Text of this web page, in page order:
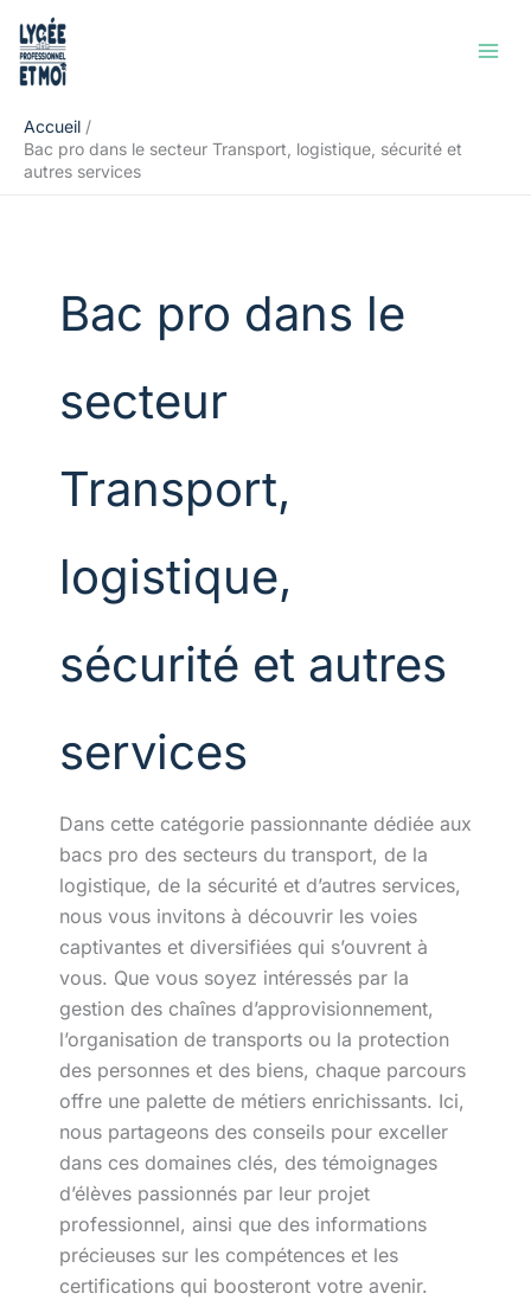
contenu
Accueil
Bac pro dans le secteur Transport, logistique, sécurité et
autres services
Bac pro dans le
secteur
Transport,
logistique,
sécurité et autres
services
Dans cette catégorie passionnante dédiée aux
bacs pro des secteurs du transport, de la
logistique, de la sécurité et d’autres services,
nous vous invitons à découvrir les voies
captivantes et diversifiées qui s’ouvrent à
vous. Que vous soyez intéressés par la
gestion des chaînes d’approvisionnement,
l’organisation de transports ou la protection
des personnes et des biens, chaque parcours
offre une palette de métiers enrichissants. Ici,
nous partageons des conseils pour exceller
dans ces domaines clés, des témoignages
d’élèves passionnés par leur projet
professionnel, ainsi que des informations
précieuses sur les compétences et les
certifications qui boosteront votre avenir.
Rechercher